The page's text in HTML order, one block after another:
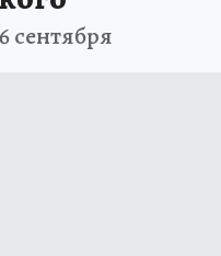
сентября